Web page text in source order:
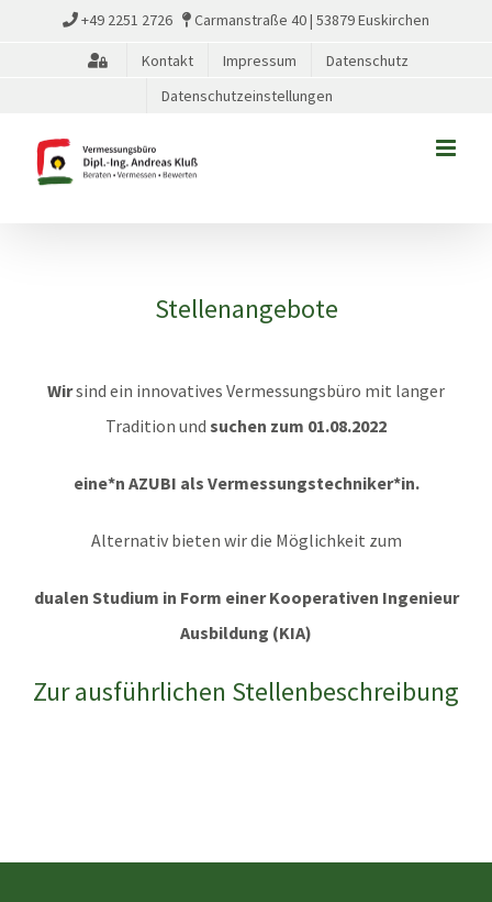
+49 2251 2726 Carmanstraße 40 | 53879 Euskirchen
Kontakt Impressum
Datenschutz
Datenschutzeinstellungen
Stellenangebote
Wirsind ein innovatives Vermessungsbüro mit langer
Tradition und suchen zum 01.08.2022
eine*n AZUBI als Vermessungstechniker*in.
Alternativ bieten wir die Möglichkeit zum
dualen Studium in Form einer Kooperativen Ingenieur
Ausbildung (KIA)
Zur ausführlichen Stellenbeschreibung